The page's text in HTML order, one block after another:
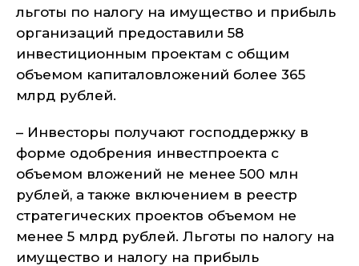
льготы по налогу на имущество и прибыль
организаций предоставили 58
инвестиционным проектам с общим
объемом капиталовложений более 365
млрд рублей.
– Инвесторы получают господдержку в
форме одобрения инвестпроекта с
объемом вложений не менее 500 млн
рублей, а также включением в реестр
стратегических проектов объемом не
менее 5 млрд рублей. Льготы по налогу на
имущество и налогу на прибыль